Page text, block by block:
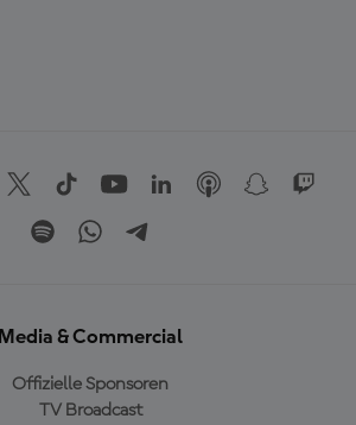
Media & Commercial
Offizielle Sponsoren
TV Broadcast